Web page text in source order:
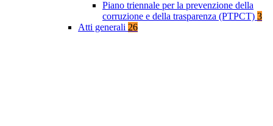
Piano triennale per la prevenzione della
corruzione e della trasparenza (PTPCT) 3
Atti generali 26